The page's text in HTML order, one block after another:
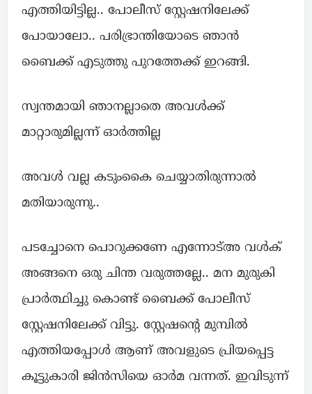
എത്തിയിട്ടില്ല.. പോലീസ് സ്റ്റേഷനിലേക്ക്
പോയാലോ.. പരിഭ്രാന്തിയോടെ ഞാൻ
ബൈക്ക് എടുത്തു പുറത്തേക്ക് ഇറങ്ങി.
സ്വന്തമായി ഞാനല്ലാതെ അവൾക്ക്
മാറ്റാരുമില്ലന്ന് ഓർത്തില്ല
അവൾ വല്ല കടുംകൈ ചെയ്യാതിരുന്നാൽ
മതിയാരുന്നു..
പടച്ചോനെ പൊറുക്കണേ എന്നോട്അ വൾക്
അങ്ങനെ ഒരു ചിന്ത വരുത്തല്ലേ.. മന മുരുകി
പ്രാർത്ഥിച്ചു കൊണ്ട് ബൈക്ക് പോലീസ്
സ്റ്റേഷനിലേക്ക് വിട്ടു. സ്റ്റേഷന്റെ മുമ്പിൽ
എത്തിയപ്പോൾ ആണ് അവളുടെ പ്രിയപ്പെട്ട
കൂട്ടുകാരി ജിൻസിയെ ഓർമ വന്നത്. ഇവിടുന്ന്